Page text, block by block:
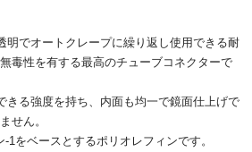
明でオートクレープに繰り返し使用できる耐
毒性を有する最高のチューブコネクターで
きる強度を持ち、内面も均一で鏡面仕上げで
せん。
-1をベースとするポリオレフィンです。